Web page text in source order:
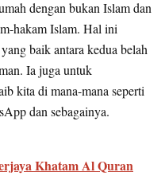
dengan bukan Islam dan
hakam Islam. Hal ini
baik antara kedua belah
Ia juga untuk
kita di mana-mana seperti
dan sebagainya.
Khatam Al Quran